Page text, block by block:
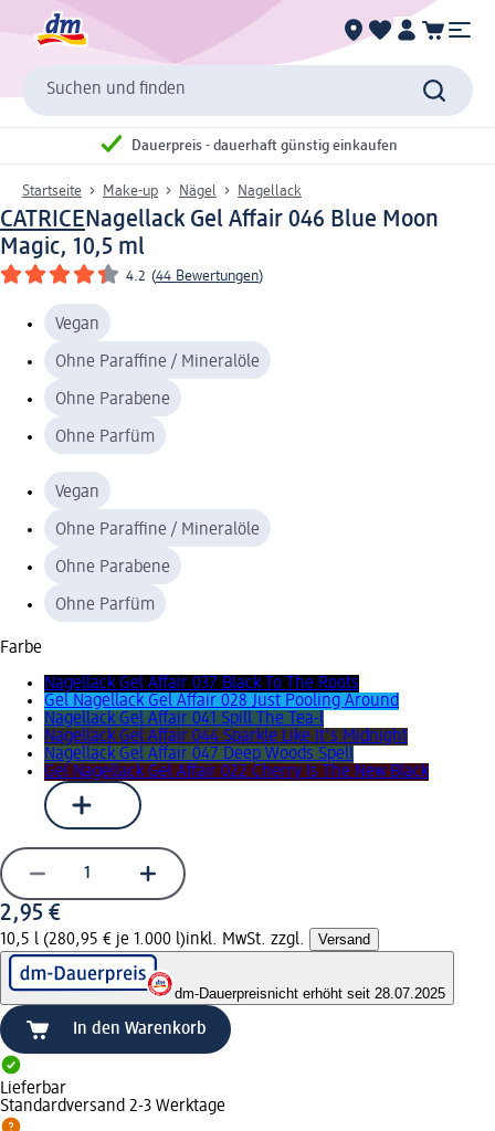
Suchen und finden
Dauerpreis - dauerhaft günstig einkaufen
Startseite Make-up Nägel Nagellack
CATRICENagellack Gel Affair 046 Blue Moon
Magic, 10,5 ml
4.2 (44 Bewertungen)
Vegan
Ohne Paraffine / Mineralöle
Ohne Parabene
Ohne Parfüm
Vegan
Ohne Paraffine / Mineralöle
Ohne Parabene
Ohne Parfüm
Farbe
Nagellack Gel Affair 037 Black To The Roots
Gel Nagellack Gel Affair 028 Just Pooling Around
Nagellack Gel Affair 041 Spill The Tea-l
Nagellack Gel Affair 044 Sparkle Like It's Midnight
Nagellack Gel Affair 047 Deep Woods Spell
Gel Nagellack Gel Affair 022 Cherry Is The New Black
2,95 €
10,5 l (280,95 € je 1.000 l)inkl. MwSt. zzgl. Versand
dm-Dauerpreisnicht erhöht seit 28.07.2025
In den Warenkorb
Lieferbar
Standardversand 2-3 Werktage